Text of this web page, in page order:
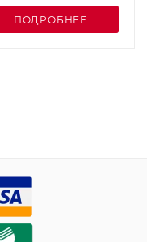
ПОДРОБНЕЕ